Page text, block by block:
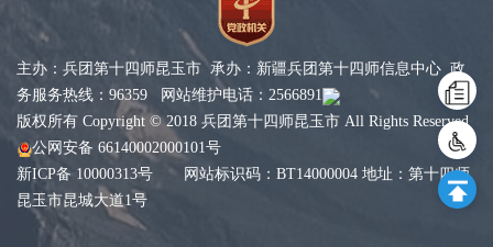
主办：兵团第十四师昆玉市 承办：新疆兵团第十四师信息中心 政
务服务热线：96359 网站维护电话：2566891
版权所有 Copyright © 2018 兵团第十四师昆玉市 All Rights Reserved
公网安备 66140002000101号
新ICP备 10000313号 网站标识码：BT14000004 地址：第十四师
昆玉市昆城大道1号